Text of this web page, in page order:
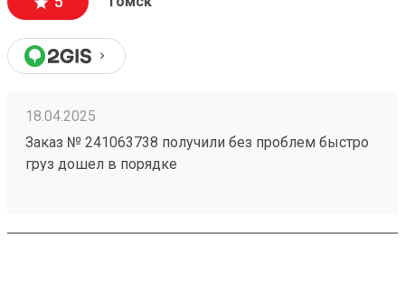
18.04.2025
Заказ № 241063738 получили без проблем быстро
груз дошел в порядке